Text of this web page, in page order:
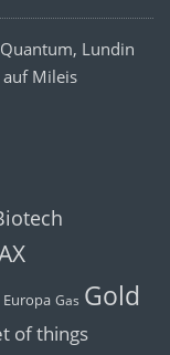
Lundin
auf Mileis
Europa Gas Gold
of things